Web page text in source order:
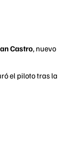
Castro, nuevo
el piloto tras la